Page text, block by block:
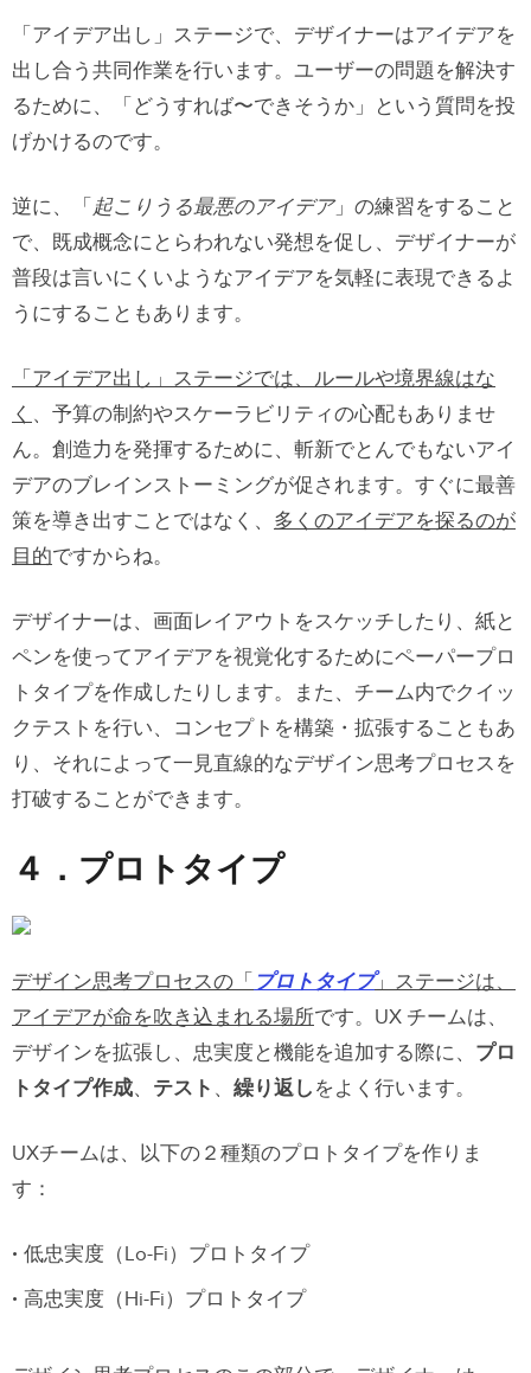
「アイデア出し」ステージで、デザイナーはアイデアを
出し合う共同作業を行います。ユーザーの問題を解決す
るために、「どうすれば〜できそうか」という質問を投
げかけるのです。
逆に、「 起こりうる最悪のアイデア」の練習をすること
で、既成概念にとらわれない発想を促し、デザイナーが
普段は言いにくいようなアイデアを気軽に表現できるよ
うにすることもあります。
「アイデア出し」ステージでは、ルールや境界線はな
く 、予算の制約やスケーラビリティの心配もありませ
ん。創造力を発揮するために、斬新でとんでもないアイ
デアのブレインストーミングが促されます。すぐに最善
策を導き出すことではなく、 多くのアイデアを探るのが
目的ですからね。
デザイナーは、画面レイアウトをスケッチしたり、紙と
ペンを使ってアイデアを視覚化するためにペーパープロ
トタイプを作成したりします。また、チーム内でクイッ
クテストを行い、コンセプトを構築・拡張することもあ
り、それによって一見直線的なデザイン思考プロセスを
打破することができます。
４．プロトタイプ
デザイン思考プロセスの「 プロトタイプ」ステージは、
アイデアが命を吹き込まれる場所です。UX チームは、
デザインを拡張し、忠実度と機能を追加する際に、 プロ
トタイプ作成、 テスト 、 繰り返し をよく行います。
UXチームは、以下の２種類のプロトタイプを作りま
す：
低忠実度（Lo-Fi）プロトタイプ
高忠実度（Hi-Fi）プロトタイプ